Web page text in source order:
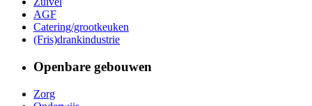
AGF
Catering/grootkeuken
(Fris)drankindustrie
Openbare gebouwen
Zorg